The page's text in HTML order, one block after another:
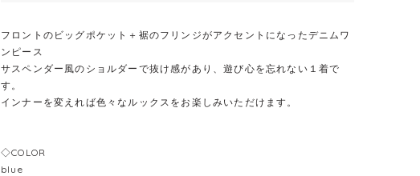
フロントのビッグポケット＋裾のフリンジがアクセントになったデニムワ
ンピース
サスペンダー風のショルダーで抜け感があり、遊び心を忘れない１着で
す。
インナーを変えれば色々なルックスをお楽しみいただけます。
◇COLOR
blue